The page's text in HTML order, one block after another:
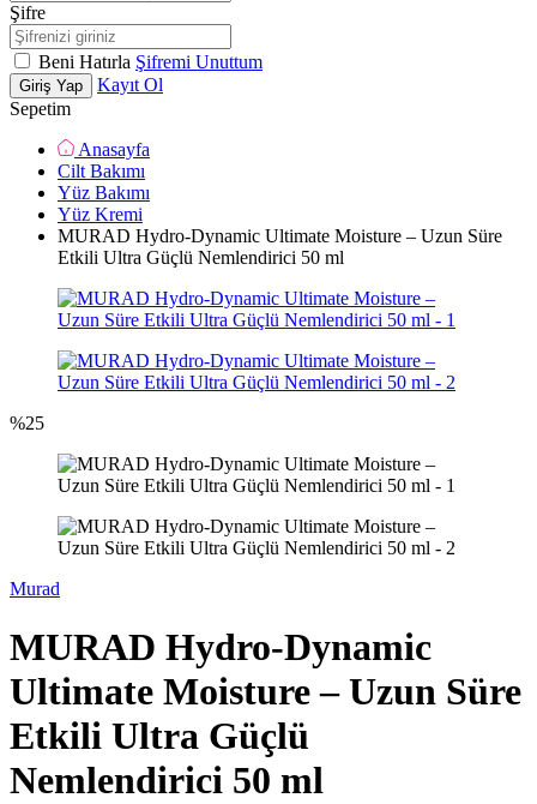
Şifre
Beni Hatırla Şifremi Unuttum
Giriş Yap
Kayıt Ol
Sepetim
Anasayfa
Cilt Bakımı
Yüz Bakımı
Yüz Kremi
MURAD Hydro-Dynamic Ultimate Moisture – Uzun Süre
Etkili Ultra Güçlü Nemlendirici 50 ml
%25
Murad
MURAD Hydro-Dynamic
Ultimate Moisture – Uzun Süre
Etkili Ultra Güçlü
Nemlendirici 50 ml